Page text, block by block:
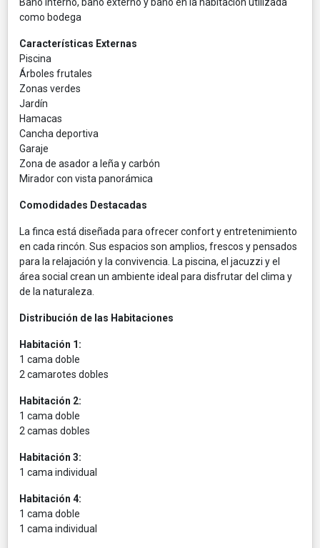
como bodega
Características Externas
Piscina
Árboles frutales
Zonas verdes
Jardín
Hamacas
Cancha deportiva
Garaje
Zona de asador a leña y carbón
Mirador con vista panorámica
Comodidades Destacadas
La finca está diseñada para ofrecer confort y entretenimiento
en cada rincón. Sus espacios son amplios, frescos y pensados
para la relajación y la convivencia. La piscina, el jacuzzi y el
área social crean un ambiente ideal para disfrutar del clima y
de la naturaleza.
Distribución de las Habitaciones
Habitación 1:
1 cama doble
2 camarotes dobles
Habitación 2:
1 cama doble
2 camas dobles
Habitación 3:
1 cama individual
Habitación 4:
1 cama doble
1 cama individual